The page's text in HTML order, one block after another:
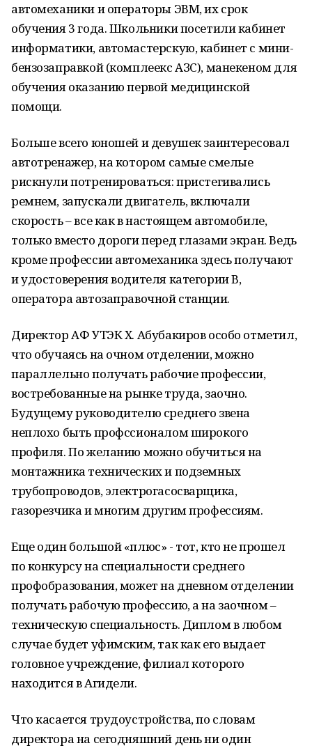
автомеханики и операторы ЭВМ, их срок
обучения 3 года. Школьники посетили кабинет
информатики, автомастерскую, кабинет с мини-
бензозаправкой (комплеекс АЗС), манекеном для
обучения оказанию первой медицинской
помощи.
Больше всего юношей и девушек заинтересовал
автотренажер, на котором самые смелые
рискнули потренироваться: пристегивались
ремнем, запускали двигатель, включали
скорость – все как в настоящем автомобиле,
только вместо дороги перед глазами экран. Ведь
кроме профессии автомеханика здесь получают
и удостоверения водителя категории В,
оператора автозаправочной станции.
Директор АФ УТЭК Х. Абубакиров особо отметил,
что обучаясь на очном отделении, можно
параллельно получать рабочие профессии,
востребованные на рынке труда, заочно.
Будущему руководителю среднего звена
неплохо быть профссионалом широкого
профиля. По желанию можно обучиться на
монтажника технических и подземных
трубопроводов, электрогасосварщика,
газорезчика и многим другим профессиям.
Еще один большой «плюс» - тот, кто не прошел
по конкурсу на специальности среднего
профобразования, может на дневном отделении
получать рабочую профессию, а на заочном –
техническую специальность. Диплом в любом
случае будет уфимским, так как его выдает
головное учреждение, филиал которого
находится в Агидели.
Что касается трудоустройства, по словам
директора на сегодняшний день ни один